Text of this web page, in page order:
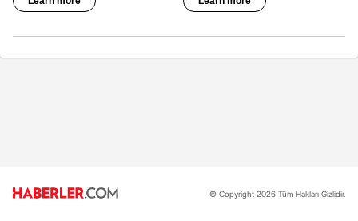
© Copyright 2026 Tüm Hakları Gizlidir.